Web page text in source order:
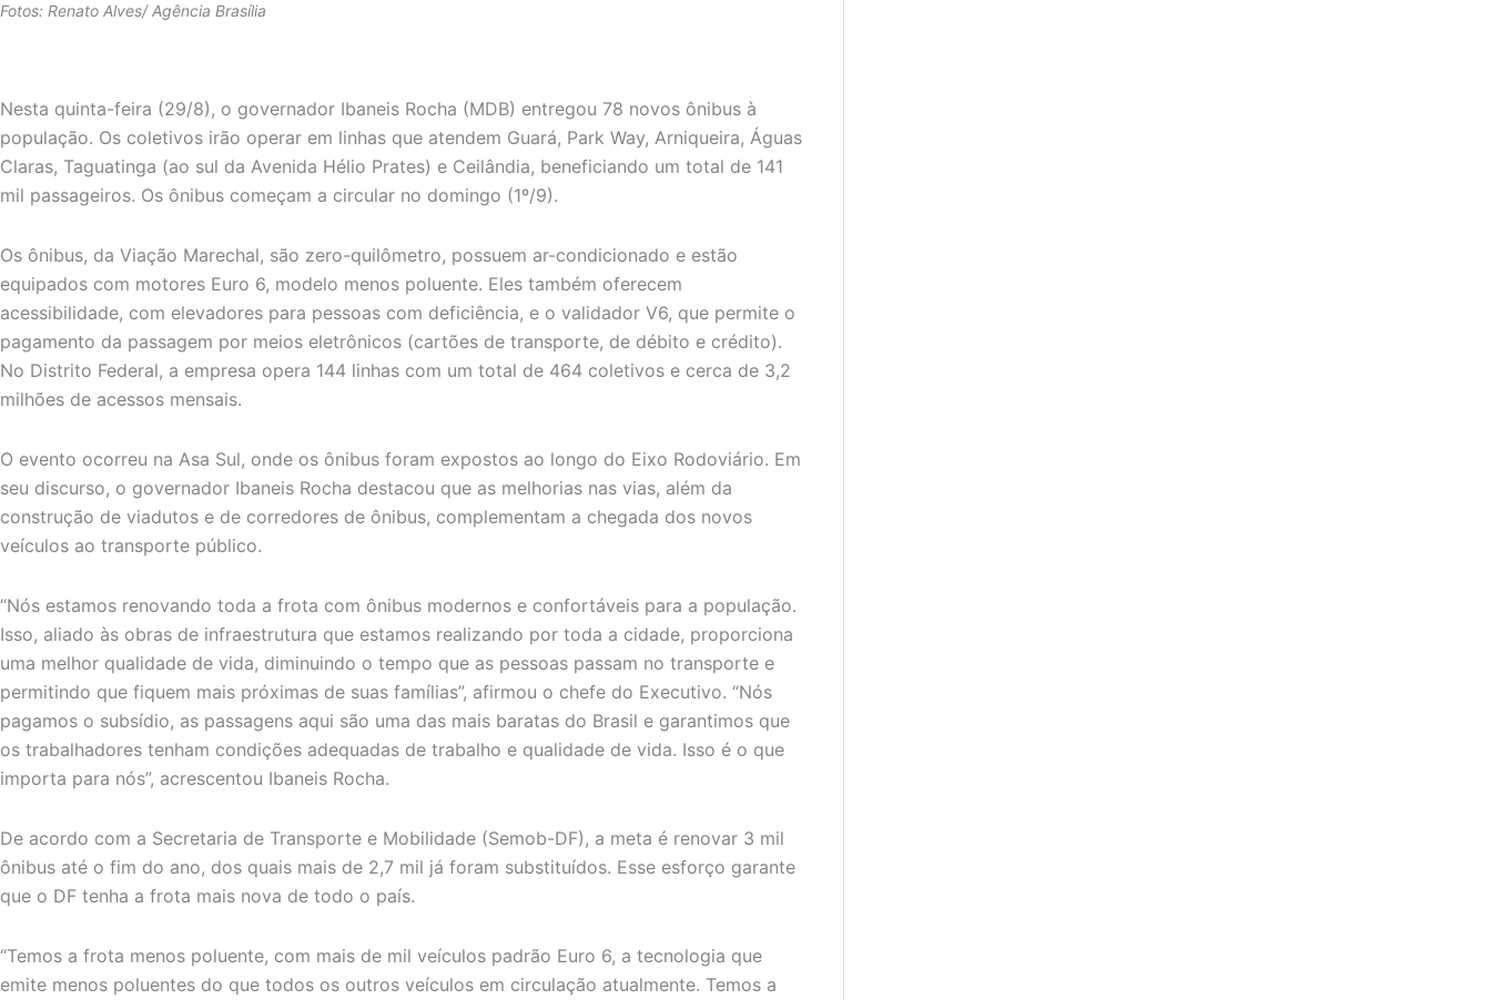
Fotos: Renato Alves/ Agência Brasília
Nesta quinta-feira (29/8), o governador Ibaneis Rocha (MDB) entregou 78 novos ônibus à
população. Os coletivos irão operar em linhas que atendem Guará, Park Way, Arniqueira, Águas
Claras, Taguatinga (ao sul da Avenida Hélio Prates) e Ceilândia, beneficiando um total de 141
mil passageiros. Os ônibus começam a circular no domingo (1º/9).
Os ônibus, da Viação Marechal, são zero-quilômetro, possuem ar-condicionado e estão
equipados com motores Euro 6, modelo menos poluente. Eles também oferecem
acessibilidade, com elevadores para pessoas com deficiência, e o validador V6, que permite o
pagamento da passagem por meios eletrônicos (cartões de transporte, de débito e crédito).
No Distrito Federal, a empresa opera 144 linhas com um total de 464 coletivos e cerca de 3,2
milhões de acessos mensais.
O evento ocorreu na Asa Sul, onde os ônibus foram expostos ao longo do Eixo Rodoviário. Em
seu discurso, o governador Ibaneis Rocha destacou que as melhorias nas vias, além da
construção de viadutos e de corredores de ônibus, complementam a chegada dos novos
veículos ao transporte público.
“Nós estamos renovando toda a frota com ônibus modernos e confortáveis para a população.
Isso, aliado às obras de infraestrutura que estamos realizando por toda a cidade, proporciona
uma melhor qualidade de vida, diminuindo o tempo que as pessoas passam no transporte e
permitindo que fiquem mais próximas de suas famílias”, afirmou o chefe do Executivo. “Nós
pagamos o subsídio, as passagens aqui são uma das mais baratas do Brasil e garantimos que
os trabalhadores tenham condições adequadas de trabalho e qualidade de vida. Isso é o que
importa para nós”, acrescentou Ibaneis Rocha.
De acordo com a Secretaria de Transporte e Mobilidade (Semob-DF), a meta é renovar 3 mil
ônibus até o fim do ano, dos quais mais de 2,7 mil já foram substituídos. Esse esforço garante
que o DF tenha a frota mais nova de todo o país.
“Temos a frota menos poluente, com mais de mil veículos padrão Euro 6, a tecnologia que
emite menos poluentes do que todos os outros veículos em circulação atualmente. Temos a